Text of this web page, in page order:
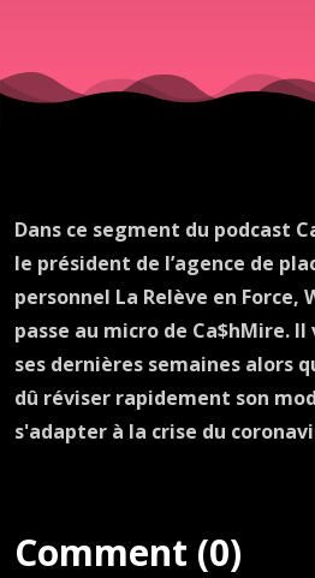
(2
Dans ce segment du podcast
le président de l’agence de
personnel La Relève en Force,
passe au micro de Ca$hMire.
ses dernières semaines alors
dû réviser rapidement son
s'adapter à la crise du
Comment (0)